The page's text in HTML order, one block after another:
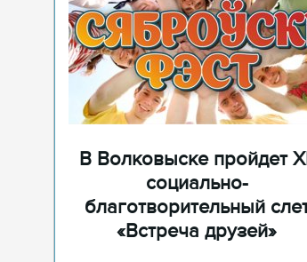
В Волковыске пройдет
социально-
благотворительный
«Встреча друзей»